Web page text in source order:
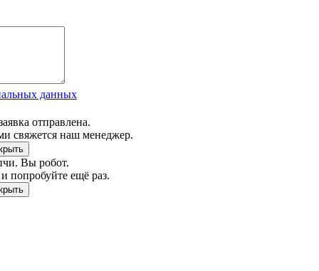
данных
отправлена.
свяжется наш менеджер.
Вы робот.
попробуйте ещё раз.